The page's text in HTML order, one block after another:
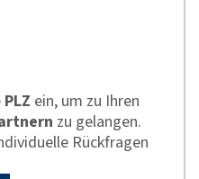
PLZ ein, um zu Ihren
zu gelangen.
Rückfragen